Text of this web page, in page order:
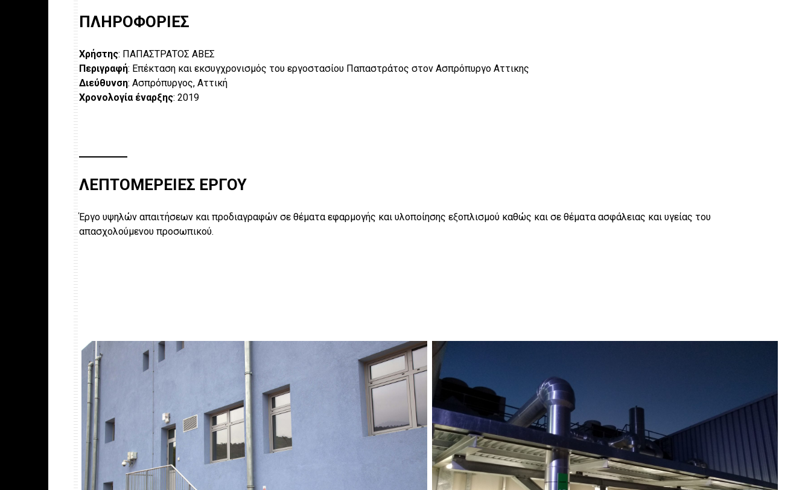
ΠΛΗΡΟΦΟΡΙΕΣ
Χρήστης: ΠΑΠΑΣΤΡΑΤΟΣ ΑΒΕΣ
Περιγραφή: Επέκταση και εκσυγχρονισμός του εργοστασίου Παπαστράτος στον Ασπρόπυργο Αττικης
Διεύθυνση: Ασπρόπυργος, Αττική
Χρονολογία έναρξης: 2019
ΛΕΠΤΟΜΕΡΕΙΕΣ ΕΡΓΟΥ
Έργο υψηλών απαιτήσεων και προδιαγραφών σε θέματα εφαρμογής και υλοποίησης εξοπλισμού καθώς και σε θέματα ασφάλειας και υγείας του
απασχολούμενου προσωπικού.